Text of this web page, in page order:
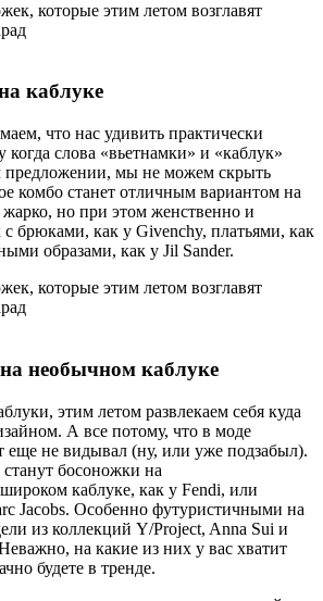
каблуке
что нас удивить практически
слова «вьетнамки» и «каблук»
предложении, мы не можем скрыть
комбо станет отличным вариантом на
но при этом женственно и
брюками, как у Givenchy, платьями, как
образами, как у Jil Sander.
необычном каблуке
этим летом развлекаем себя куда
А все потому, что в моде
еще не видывал (ну, или уже подзабыл).
босоножки на
каблуке, как у Fendi, или
Jacobs. Особенно футуристичными на
из коллекций Y/Project, Anna Sui и
на какие из них у вас хватит
будете в тренде.